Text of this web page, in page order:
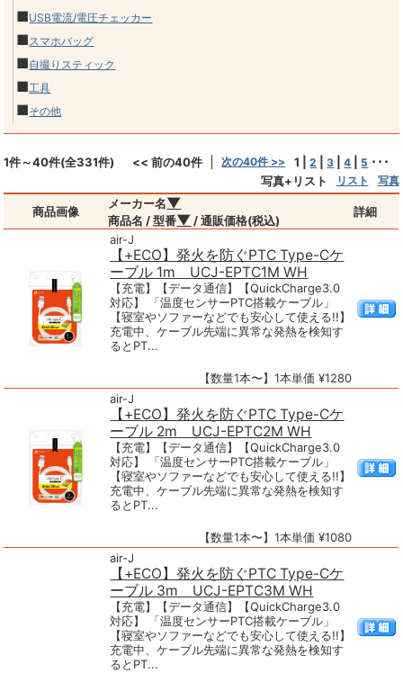
■USB電流/電圧チェッカー
■スマホバッグ
■自撮りスティック
■工具
■その他
1件～40件(全331件) << 前の40件 次の40件 >> 1 |2 |3 |4 5 ･･･
写真+リスト
リスト 写真
商品画像
メーカー名▼
商品名 / 型番▼ / 通販価格(税込)
詳細
air-J
【+ECO】発火を防ぐPTC Type-Cケ
ーブル 1m UCJ-EPTC1M WH
【充電】【データ通信】【QuickCharge3.0
対応】 「温度センサーPTC搭載ケーブル」
【寝室やソファーなどでも安心して使える!!】
充電中、ケーブル先端に異常な発熱を検知す
るとPT...
【数量1本〜】1本単価 ¥1280
air-J
【+ECO】発火を防ぐPTC Type-Cケ
ーブル 2m UCJ-EPTC2M WH
【充電】【データ通信】【QuickCharge3.0
対応】 「温度センサーPTC搭載ケーブル」
【寝室やソファーなどでも安心して使える!!】
充電中、ケーブル先端に異常な発熱を検知す
るとPT...
【数量1本〜】1本単価 ¥1080
air-J
【+ECO】発火を防ぐPTC Type-Cケ
ーブル 3m UCJ-EPTC3M WH
【充電】【データ通信】【QuickCharge3.0
対応】 「温度センサーPTC搭載ケーブル」
【寝室やソファーなどでも安心して使える!!】
充電中、ケーブル先端に異常な発熱を検知す
るとPT...